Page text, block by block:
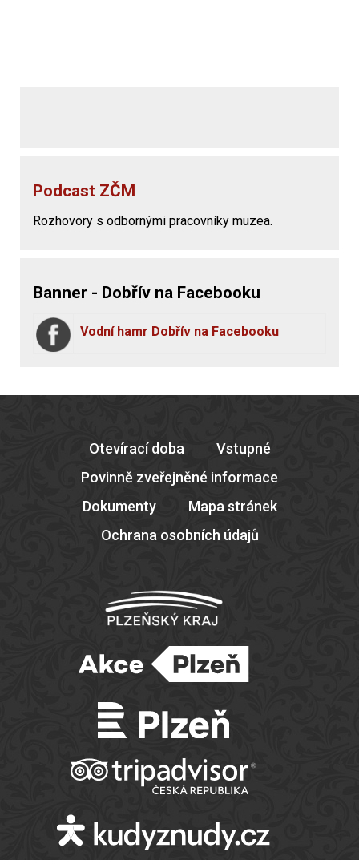
Podcast ZČM
Rozhovory s odbornými pracovníky muzea.
Banner - Dobřív na Facebooku
Vodní hamr Dobřív na Facebooku
Otevírací doba
Vstupné
Povinně zveřejněné informace
Dokumenty
Mapa stránek
Ochrana osobních údajů